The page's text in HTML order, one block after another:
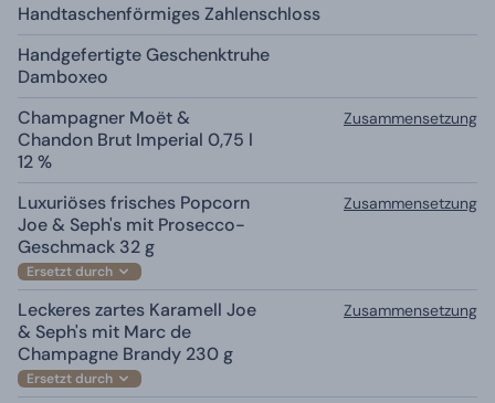
Handtaschenförmiges Zahlenschloss
Handgefertigte Geschenktruhe
Damboxeo
Champagner Moët &
Chandon Brut Imperial 0,75 l
12 %
Zusammensetzung
Luxuriöses frisches Popcorn
Joe & Seph's mit Prosecco-
Geschmack 32 g
Ersetzt durch
Zusammensetzung
Leckeres zartes Karamell Joe
& Seph's mit Marc de
Champagne Brandy 230 g
Ersetzt durch
Zusammensetzung